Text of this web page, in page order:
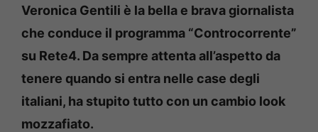
Veronica Gentili è la bella e brava giornalista
che conduce il programma “Controcorrente”
su Rete4. Da sempre attenta all’aspetto da
tenere quando si entra nelle case degli
italiani, ha stupito tutto con un cambio look
mozzafiato.